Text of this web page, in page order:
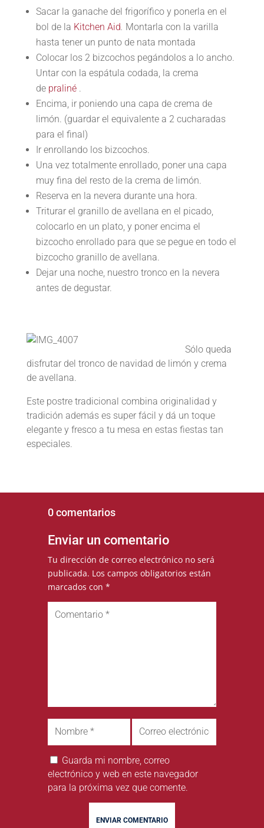
Sacar la ganache del frigorífico y ponerla en el
bol de la Kitchen Aid. Montarla con la varilla
hasta tener un punto de nata montada
Colocar los 2 bizcochos pegándolos a lo ancho.
Untar con la espátula codada, la crema
de praliné.
Encima, ir poniendo una capa de crema de
limón. (guardar el equivalente a 2 cucharadas
para el final)
Ir enrollando los bizcochos.
Una vez totalmente enrollado, poner una capa
muy fina del resto de la crema de limón.
Reserva en la nevera durante una hora.
Triturar el granillo de avellana en el picado,
colocarlo en un plato, y poner encima el
bizcocho enrollado para que se pegue en todo el
bizcocho granillo de avellana.
Dejar una noche, nuestro tronco en la nevera
antes de degustar.
Sólo queda
disfrutar del tronco de navidad de limón y crema
de avellana.
Este postre tradicional combina originalidad y
tradición además es super fácil y dá un toque
elegante y fresco a tu mesa en estas fiestas tan
especiales.
0 comentarios
Enviar un comentario
Tu dirección de correo electrónico no será
publicada. Los campos obligatorios están
marcados con *
Guarda mi nombre, correo
electrónico y web en este navegador
para la próxima vez que comente.
ENVIAR COMENTARIO